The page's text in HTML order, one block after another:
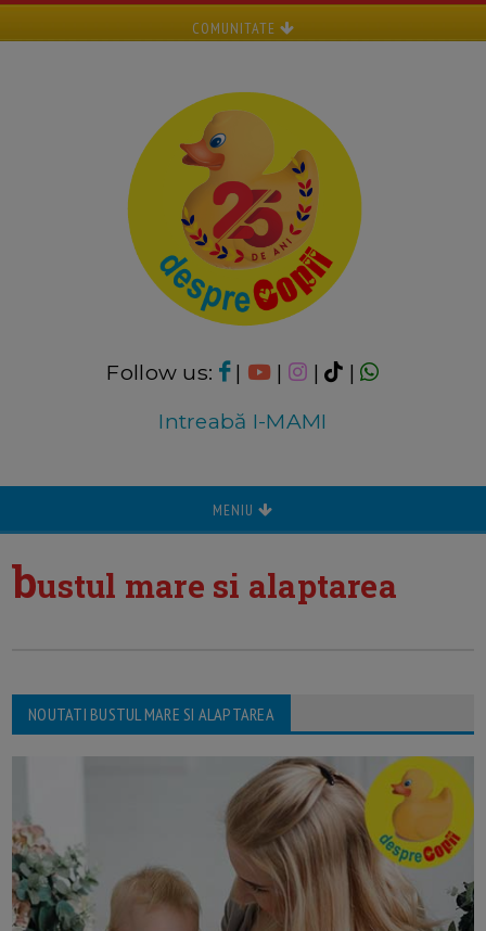
COMUNITATE
Follow us: | | |
|
Intreabă I-MAMI
MENIU
bustul mare si alaptarea
NOUTATI BUSTUL MARE SI ALAPTAREA